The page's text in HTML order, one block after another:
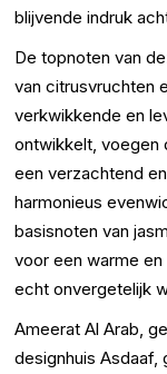
blijvende indruk
De topnoten van
van citrusvruchten
verkwikkende en
ontwikkelt, voegen
een verzachtend
harmonieus
basisnoten van
voor een warme
echt onvergetelijk
Ameerat Al Arab,
designhuis Asdaaf,